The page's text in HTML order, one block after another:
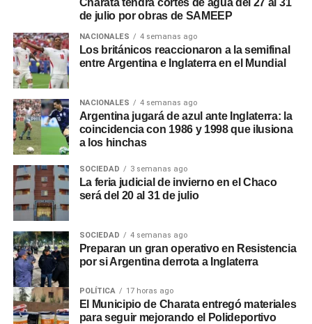
Charata tendrá cortes de agua del 27 al 31
de julio por obras de SAMEEP
NACIONALES 4 semanas ago
Los británicos reaccionaron a la semifinal
entre Argentina e Inglaterra en el Mundial
NACIONALES 4 semanas ago
Argentina jugará de azul ante Inglaterra: la
coincidencia con 1986 y 1998 que ilusiona
a los hinchas
SOCIEDAD 3 semanas ago
La feria judicial de invierno en el Chaco
será del 20 al 31 de julio
SOCIEDAD 4 semanas ago
Preparan un gran operativo en Resistencia
por si Argentina derrota a Inglaterra
POLÍTICA 17 horas ago
El Municipio de Charata entregó materiales
para seguir mejorando el Polideportivo